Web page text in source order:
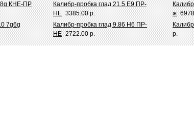
8g КНЕ-ПР
Калибр-пробка глад 21.5 Е9 ПР-
НЕ 3385.00 р.
ж
7g6g
Калибр-пробка глад 9.86 Н6 ПР-
НЕ 2722.00 р.
р.